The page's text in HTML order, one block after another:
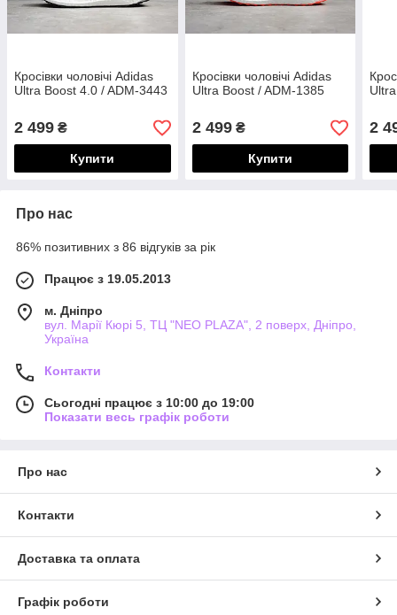
Кросівки чоловічі Adidas
Ultra Boost 4.0 / ADM-3443
2 499 ₴
Купити
Кросівки чоловічі Adidas
Ultra Boost / ADM-1385
2 499₴
Купити
2
Про нас
86% позитивних з 86 відгуків за рік
Працює з 19.05.2013
м. Дніпро
вул. Марії Кюрі 5, ТЦ "NEO PLAZA", 2 поверх, Дніпро,
Україна
Контакти
Сьогодні працює з 10:00 до 19:00
Показати весь графік роботи
Про нас
Контакти
Доставка та оплата
Графік роботи